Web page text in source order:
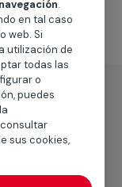
.
en tal caso
web. Si
utilización de
todas las
o
puedes
consultar
sus cookies,